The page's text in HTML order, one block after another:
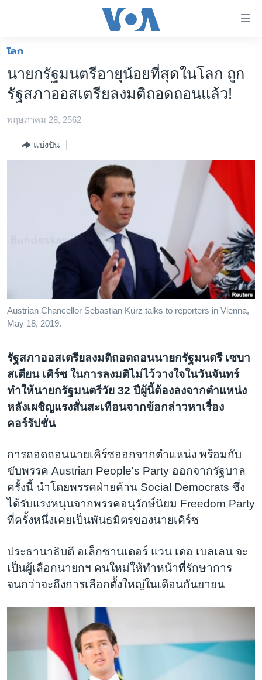
ต่อ
ไป
เนื้อหา
ข้าม
โลก
เอเชีย
สหรัฐฯ
ไทย
ตรวจสอบข่าว
เรียนรู้ภาษาอังกฤษ
พอดคาสต์
ติดตามเรา
เลือกภาษา
โลก
นายกรัฐมนตรีอายุน้อยที่สุดในโลก ถูก
รัฐสภาออสเตรียลงมติถอดถอนแล้ว!
พฤษภาคม 28, 2562
แบ่งปัน
Austrian Chancellor Sebastian Kurz talks to reporters in Vienna,
May 18, 2019.
รัฐสภาออสเตรียลงมติถอดถอนนายกรัฐมนตรี เซบา
สเตียน เคิร์ซ ในการลงมติไม่ไว้วางใจในวันจันทร์
ทำให้นายกรัฐมนตรีวัย 32 ปีผู้นี้ต้องลงจากตำแหน่ง
หลังเผชิญแรงสั่นสะเทือนจากข้อกล่าวหาเรื่อง
คอร์รัปชั่น
การถอดถอนนายเคิร์ซออกจากตำแหน่ง พร้อมกับ
ขับพรรค Austrian People's Party ออกจากรัฐบาล
ครั้งนี้ นำโดยพรรคฝ่ายค้าน Social Democrats ซึ่ง
ได้รับแรงหนุนจากพรรคอนุรักษ์นิยม Freedom Party
ที่ครั้งหนึ่งเคยเป็นพันธมิตรของนายเคิร์ซ
ประธานาธิบดี อเล็กซานเดอร์ แวน เดอ เบลเลน จะ
เป็นผู้เลือกนายกฯ คนใหม่ให้ทำหน้าที่รักษาการ
จนกว่าจะถึงการเลือกตั้งใหญ่ในเดือนกันยายน